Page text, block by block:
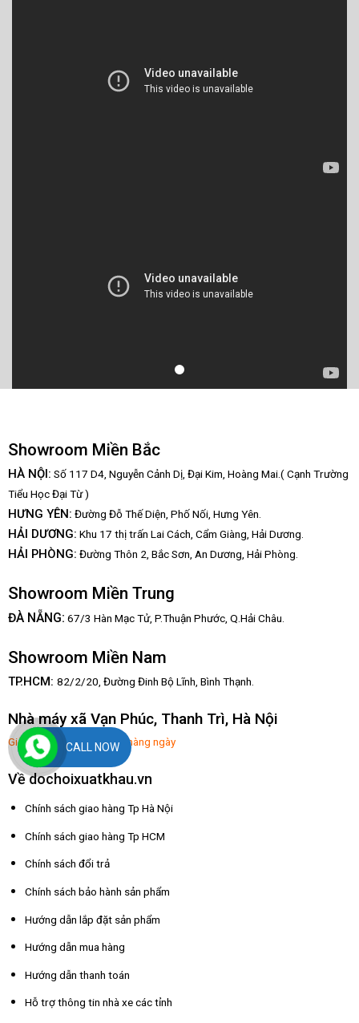
Showroom Miền Bắc
HÀ NỘI: Số 117 D4, Nguyễn Cảnh Dị, Đại Kim, Hoàng Mai.( Cạnh Trường
Tiểu Học Đại Từ )
HƯNG YÊN: Đường Đỗ Thế Diện, Phố Nối, Hưng Yên.
HẢI DƯƠNG: Khu 17 thị trấn Lai Cách, Cẩm Giàng, Hải Dương.
HẢI PHÒNG: Đường Thôn 2, Bắc Sơn, An Dương, Hải Phòng.
Showroom Miền Trung
ĐÀ NẴNG: 67/3 Hàn Mạc Tử, P.Thuận Phước, Q.Hải Châu.
Showroom Miền Nam
TP.HCM: 82/2/20, Đường Đinh Bộ Lĩnh, Bình Thạnh.
Nhà máy xã Vạn Phúc, Thanh Trì, Hà Nội
Giờ mở hàng: 8:00-17:30 hàng ngày
Về dochoixuatkhau.vn
Chính sách giao hàng Tp Hà Nội
Chính sách giao hàng Tp HCM
Chính sách đổi trả
Chính sách bảo hành sản phẩm
Hướng dẫn lắp đặt sản phẩm
Hướng dẫn mua hàng
Hướng dẫn thanh toán
Hỗ trợ thông tin nhà xe các tỉnh
CALL NOW